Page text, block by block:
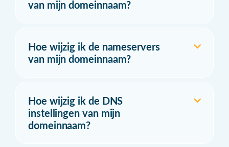
van mijn domeinnaam?
Hoe wijzig ik de nameservers
van mijn domeinnaam?
Hoe wijzig ik de DNS
instellingen van mijn
domeinnaam?